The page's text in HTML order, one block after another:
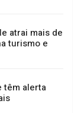
em
entre 15 e
atrai mais de
turismo e